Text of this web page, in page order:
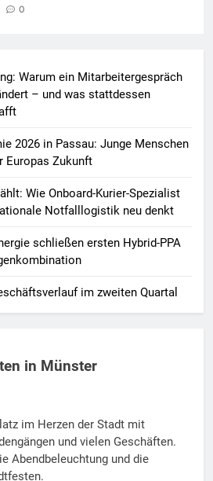
0
Warum ein Mitarbeitergespräch
– und was stattdessen
2026 in Passau: Junge Menschen
Europas Zukunft
Wie Onboard-Kurier-Spezialist
Notfalllogistik neu denkt
schließen ersten Hybrid-PPA
im zweiten Quartal
in Münster
im Herzen der Stadt mit
und vielen Geschäften.
Abendbeleuchtung und die